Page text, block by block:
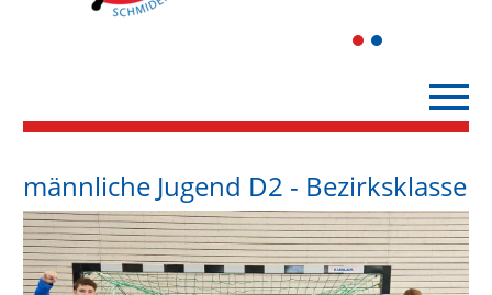
1 2
männliche Jugend D2 - Bezirksklasse